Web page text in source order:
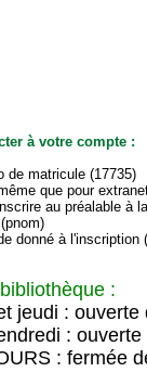
à votre compte :
de matricule (17735)
que pour
au préalable à
donné à l'inscription
:
jeudi : ouverte
:
: fermée